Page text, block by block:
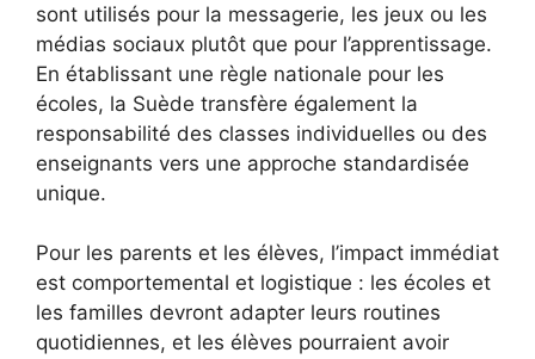
sont utilisés pour la messagerie, les jeux ou les
médias sociaux plutôt que pour l’apprentissage.
En établissant une règle nationale pour les
écoles, la Suède transfère également la
responsabilité des classes individuelles ou des
enseignants vers une approche standardisée
unique.
Pour les parents et les élèves, l’impact immédiat
est comportemental et logistique : les écoles et
les familles devront adapter leurs routines
quotidiennes, et les élèves pourraient avoir